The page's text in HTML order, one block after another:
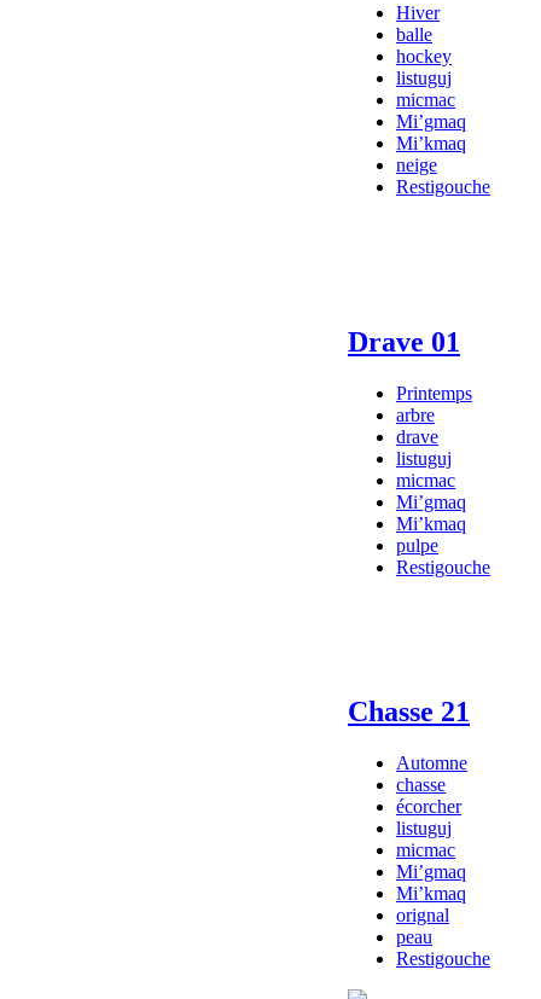
Hiver
balle
hockey
listuguj
micmac
Mi’gmaq
Mi’kmaq
neige
Restigouche
Drave 01
Printemps
arbre
drave
listuguj
micmac
Mi’gmaq
Mi’kmaq
pulpe
Restigouche
Chasse 21
Automne
chasse
écorcher
listuguj
micmac
Mi’gmaq
Mi’kmaq
orignal
peau
Restigouche